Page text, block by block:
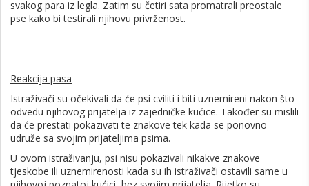
svakog para iz legla. Zatim su četiri sata promatrali preostale
pse kako bi testirali njihovu privrženost.
Reakcija pasa
Istraživači su očekivali da će psi cviliti i biti uznemireni nakon što
odvedu njihovog prijatelja iz zajedničke kućice. Također su mislili
da će prestati pokazivati te ​​znakove tek kada se ponovno
udruže sa svojim prijateljima psima.
U ovom istraživanju, psi nisu pokazivali nikakve znakove
tjeskobe ili uznemirenosti kada su ih istraživači ostavili same u